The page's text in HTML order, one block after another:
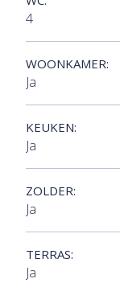
4
WOONKAMER:
Ja
KEUKEN:
Ja
ZOLDER:
Ja
TERRAS:
Ja